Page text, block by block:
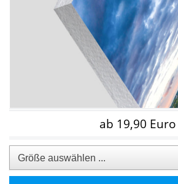
ab 19,90 Euro